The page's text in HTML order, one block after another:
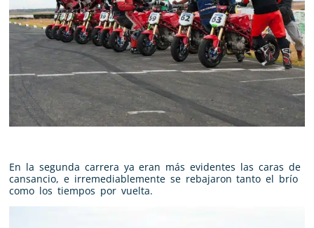
En la segunda carrera ya eran más evidentes las caras de
cansancio, e irremediablemente se rebajaron tanto el brío
como los tiempos por vuelta.